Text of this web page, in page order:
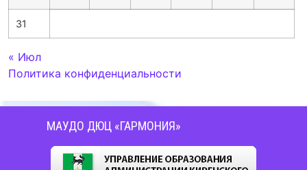
31
« Июл
Политика конфиденциальности
МАУДО ДЮЦ «ГАРМОНИЯ»